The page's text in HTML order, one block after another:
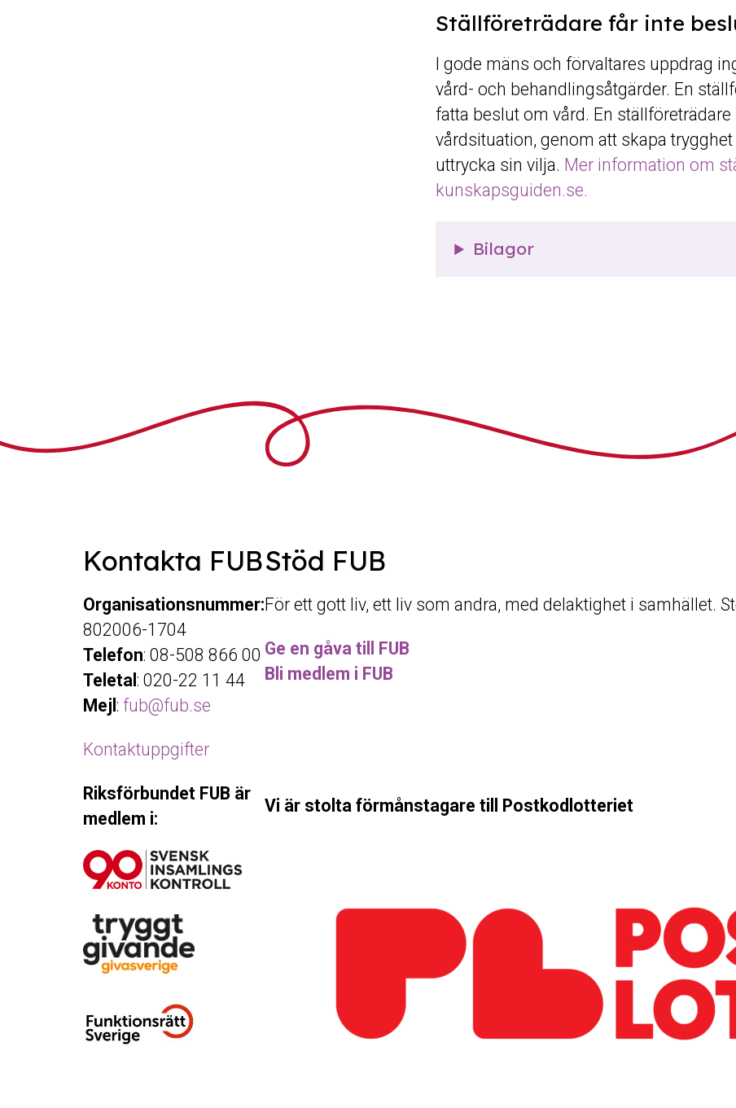
Ställföreträdare får inte
I gode mäns och förvaltares uppdrag
vård- och behandlingsåtgärder. En
fatta beslut om vård. En
vårdsituation, genom att skapa
uttrycka sin vilja. Mer information om
kunskapsguiden.se.
Bilagor
Kontakta FUB
Organisationsnummer:
802006-1704
Telefon: 08-508 866 00
Teletal : 020-22 11 44
Mejl : fub@fub.se
Kontaktuppgifter
Riksförbundet FUB är
medlem i:
Stöd FUB
För ett gott liv, ett liv som andra, med delaktighet i samhället.
Ge en gåva till FUB
Bli medlem i FUB
Vi är stolta förmånstagare till Postkodlotteriet